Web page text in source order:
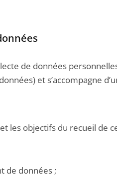
de données
et s’accompagne
les objectifs du recueil de
de données ;